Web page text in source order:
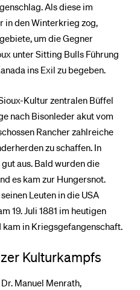
Als diese im
in den Winterkrieg zog,
um die Gegner
unter Sitting Bulls Führung
ins Exil zu begeben.
Kultur zentralen Büffel
nach Bisonleder akut vom
Rancher zahlreiche
zu schaffen. In
aus. Bald wurden die
es kam zur Hungersnot.
Leuten in die USA
19. Juli 1881 im heutigen
in Kriegsgefangenschaft.
Kulturkampfs
Manuel Menrath,